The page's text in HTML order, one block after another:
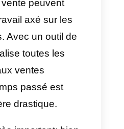
ces bonnes raisons,
sont les 6
que vous ne
ignorer et comment
faciliter le travail